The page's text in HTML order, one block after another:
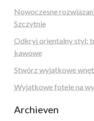
Nowoczesne
Szczytnie
Odkryj orientalny styl:
kawowe
Stwórz wyjątkowe
Wyjątkowe fotele na
Archieven